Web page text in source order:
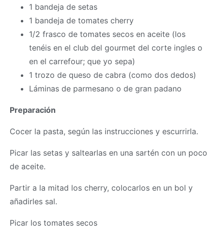
1 bandeja de setas
1 bandeja de tomates cherry
1/2 frasco de tomates secos en aceite (los
tenéis en el club del gourmet del corte ingles o
en el carrefour; que yo sepa)
1 trozo de queso de cabra (como dos dedos)
Láminas de parmesano o de gran padano
Preparación
Cocer la pasta, según las instrucciones y escurrirla.
Picar las setas y saltearlas en una sartén con un poco
de aceite.
Partir a la mitad los cherry, colocarlos en un bol y
añadirles sal.
Picar los tomates secos